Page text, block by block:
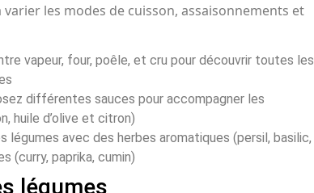
les modes de cuisson, assaisonnements et
vapeur, four, poêle, et cru pour découvrir toutes les
différentes sauces pour accompagner les
huile d’olive et citron)
légumes avec des herbes aromatiques (persil, basilic,
(curry, paprika, cumin)
légumes